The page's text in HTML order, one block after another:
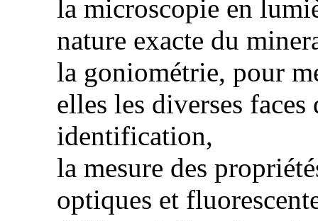
la microscopie en
nature exacte du
la goniométrie, pour
elles les diverses
identification,
la mesure des
optiques et